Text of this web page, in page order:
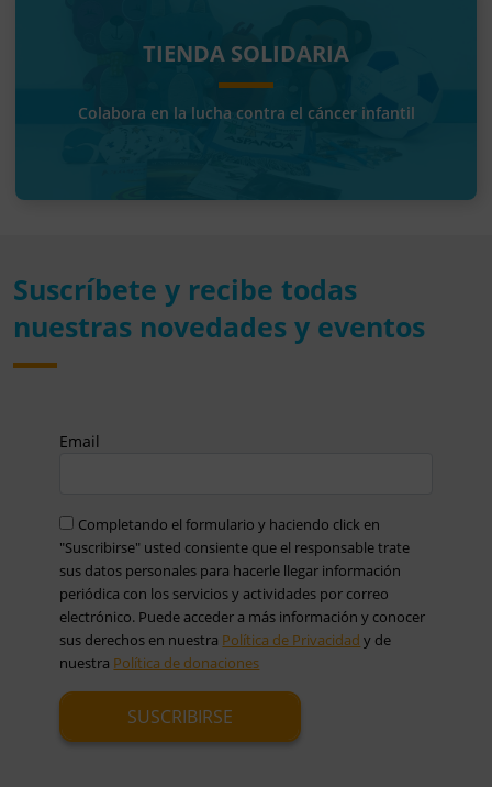
TIENDA SOLIDARIA
Colabora en la lucha contra el cáncer infantil
Suscríbete y recibe todas
nuestras novedades y eventos
Email
Completando el formulario y haciendo click en
"Suscribirse" usted consiente que el responsable trate
sus datos personales para hacerle llegar información
periódica con los servicios y actividades por correo
electrónico. Puede acceder a más información y conocer
sus derechos en nuestra Política de Privacidad y de
nuestra Política de donaciones